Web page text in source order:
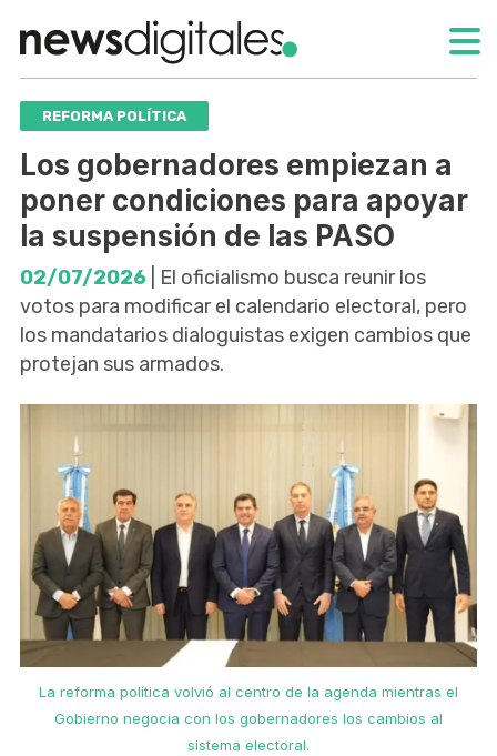
REFORMA POLÍTICA
Los gobernadores empiezan a
poner condiciones para apoyar
la suspensión de las PASO
02/07/2026 | El oficialismo busca reunir los
votos para modificar el calendario electoral, pero
los mandatarios dialoguistas exigen cambios que
protejan sus armados.
La reforma política volvió al centro de la agenda mientras el
Gobierno negocia con los gobernadores los cambios al
sistema electoral.